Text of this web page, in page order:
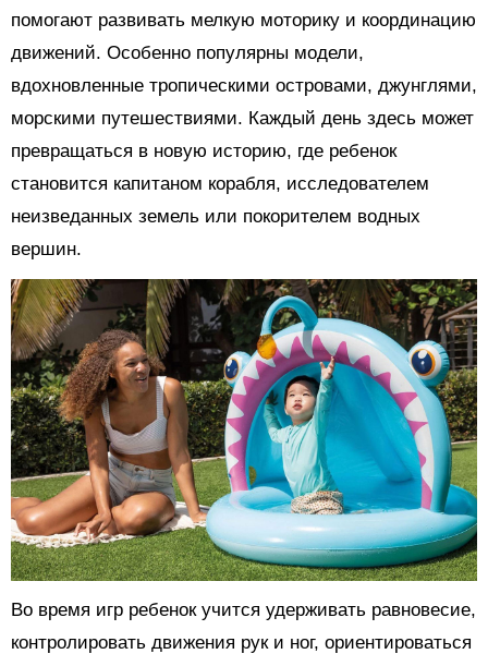
помогают развивать мелкую моторику и координацию
движений. Особенно популярны модели,
вдохновленные тропическими островами, джунглями,
морскими путешествиями. Каждый день здесь может
превращаться в новую историю, где ребенок
становится капитаном корабля, исследователем
неизведанных земель или покорителем водных
вершин.
Во время игр ребенок учится удерживать равновесие,
контролировать движения рук и ног, ориентироваться